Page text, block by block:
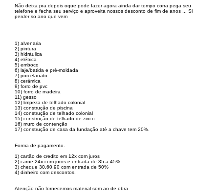
Não deixa pra depois oque pode fazer agora ainda dar tempo corra pega seu
telefone e fecha seu serviço e aproveita nossos desconto de fim de anos ... Si
perder so ano que vem
1) alvenaria
2) pintura
3) hidráulica
4) elétrica
5) emboco
6) laje/batida e pré-moldada
7) porcelanato
8) cerâmica
9) forro de pvc
10) forro de madeira
11) gesso
12) limpeza de telhado colonial
13) construção de piscina
14) construção de telhado colonial
15) construção de telhado de zinco
16) muro de contenção
17) construção de casa da fundação até a chave tem 20%.
Forma de pagamento.
1) cartão de credito em 12x com juros
2) carne 24x com juros e entrada de 35 a 45%
3) cheque 30,60,90 com entrada de 50%
4) dinheiro com descontos.
Atenção não fornecemos material som ao de obra